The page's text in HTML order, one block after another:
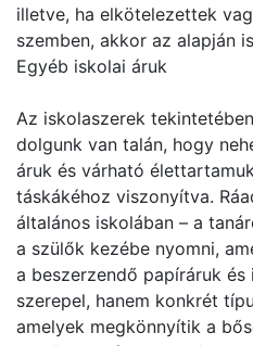
illetve, ha elkötelezettek
szemben, akkor az alapján
Egyéb iskolai áruk
Az iskolaszerek
dolgunk van talán, hogy
áruk és várható
táskákéhoz viszonyítva.
általános iskolában – a
a szülők kezébe nyomni,
a beszerzendő papíráruk
szerepel, hanem konkrét
amelyek megkönnyítik a